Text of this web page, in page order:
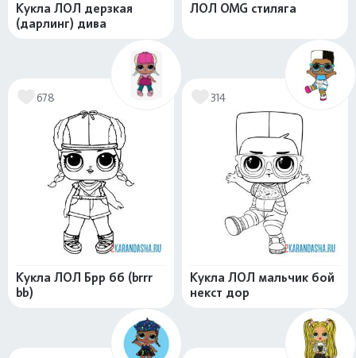
Кукла ЛОЛ дерзкая
(дарлинг) дива
ЛОЛ OMG стиляга
678
Кукла ЛОЛ Брр бб (brrr
bb)
314
Кукла ЛОЛ мальчик бой
некст дор